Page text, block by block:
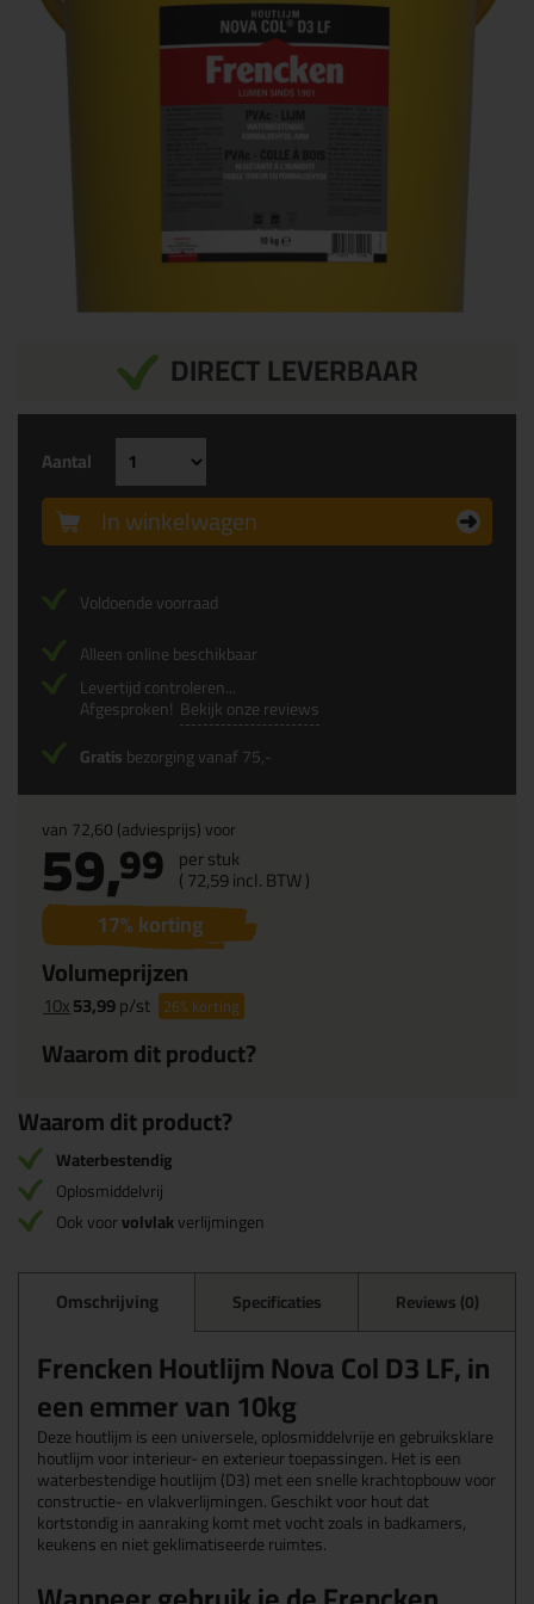
DIRECT LEVERBAAR
van72,60(adviesprijs) voor
59,99 per stuk
(72,59incl. BTW )
17% korting
Volumeprijzen
10x53,99p/st 26%korting
Waarom dit product?
Aantal
In winkelwagen
Voldoende voorraad
Alleen online beschikbaar
Levertijd controleren...
Afgesproken! Bekijk onze reviews
Gratisbezorging vanaf 75,-
Waarom dit product?
Waterbestendig
Oplosmiddelvrij
Ook voorvolvlakverlijmingen
Omschrijving Specificaties Reviews (0)
Frencken Houtlijm Nova Col D3 LF, in
een emmer van 10kg
Deze houtlijm is een universele, oplosmiddelvrije en gebruiksklare
houtlijm voor interieur- en exterieur toepassingen. Het is een
waterbestendige houtlijm (D3) met een snelle krachtopbouw voor
constructie- en vlakverlijmingen. Geschikt voor hout dat
kortstondig in aanraking komt met vocht zoals in badkamers,
keukens en niet geklimatiseerde ruimtes.